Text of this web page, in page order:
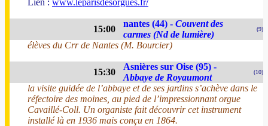
Lien : www.leparisdesorgues.fr/
15:00
nantes (44) - Couvent des
carmes (Nd de lumière)
(9)
élèves du Crr de Nantes (M. Bourcier)
15:30
Asnières sur Oise (95) -
Abbaye de Royaumont
(10)
la visite guidée de l’abbaye et de ses jardins s’achève dans le
réfectoire des moines, au pied de l’impressionnant orgue
Cavaillé-Coll. Un organiste fait découvrir cet instrument
installé là en 1936 mais conçu en 1864.